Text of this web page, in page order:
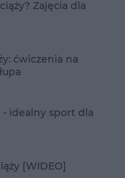
Zajęcia dla
ćwiczenia na
idealny sport dla
[WIDEO]